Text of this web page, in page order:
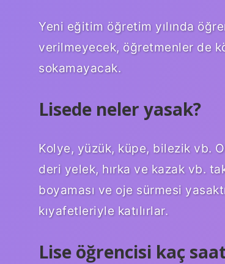
Yeni eğitim öğretim yılında
verilmeyecek, öğretmenler de
sokamayacak.
Lisede neler yasak?
Kolye, yüzük, küpe, bilezik vb.
deri yelek, hırka ve kazak vb.
boyaması ve oje sürmesi
kıyafetleriyle katılırlar.
Lise öğrencisi kaç